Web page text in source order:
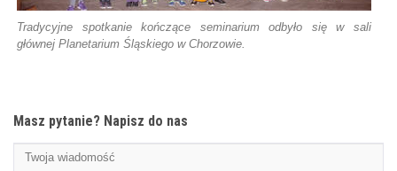
Tradycyjne spotkanie kończące seminarium odbyło się w sali
głównej Planetarium Śląskiego w Chorzowie.
Masz pytanie? Napisz do nas